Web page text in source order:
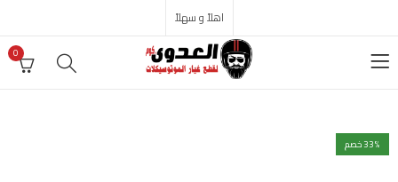
اهلاً و سهلاً
0
33% خصم